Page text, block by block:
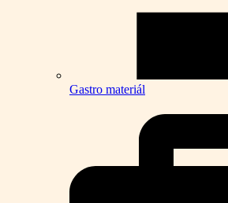
Gastro materiál